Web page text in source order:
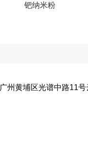
钯纳米粉
广州黄埔区光谱中路11